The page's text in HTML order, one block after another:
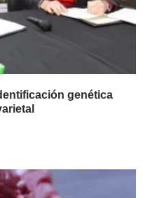
genética